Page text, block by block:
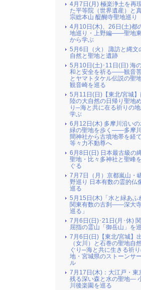
4月7日(月) 極楽浄土を再
た平等院（世界遺産）と
宗総本山 醍醐寺聖地巡り
4月10日(木)、26日(土)都
地巡り・上野編――聖地
から学ぶ
5月6日（火） 諏訪と縄文
自然と聖地と遺跡
5月10日(土)･11日(日) 海
和と安全を祈る――観音
とヤマトタケル伝説の聖地
観音崎を巡る
5月11日(日)【東北/宮城】
陸の大自然の日帰り聖地
り─海と共に在る祈りの地
学ぶ
6月12日(木) 多摩川沿いの
緑の聖地を歩く――多摩
間神社から古墳地帯を経て
等々力不動尊へ
6月8日(日) 日本最古級の
聖地・比々多神社と聖峰
ぐる
7月7日（月）京都嵐山・
野巡り 日本有数の霊的仏
巡る
5月15日(木)「水と緑あふ
関東有数の古刹――深大
巡る」
7月6日(日)･21日(月･休)
屈指の霊山「御岳山」を
7月6日(日)【東北/宮城】
（女川）と石巻の聖地自
ぐり─海と共に生きる祈
地・宮城県のストーンサ
ル
7月17日(木)：大江戸・東
残る深い森と水の聖地―
川後楽園を巡る